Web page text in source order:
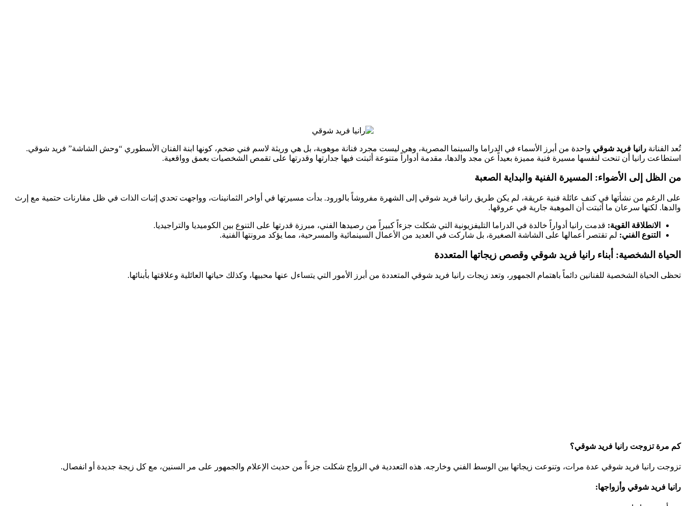
تُعد الفنانة رانيا فريد شوقي واحدة من أبرز الأسماء في الدراما والسينما المصرية، وهي ليست مجرد فنانة موهوبة، بل هي وريثة لاسم فني ضخم، كونها ابنة الفنان الأسطوري “وحش الشاشة” فريد شوقي.
استطاعت رانيا أن تنحت لنفسها مسيرة فنية مميزة بعيداً عن مجد والدها، مقدمة أدواراً متنوعة أثبتت فيها جدارتها وقدرتها على تقمص الشخصيات بعمق وواقعية.
من الظل إلى الأضواء: المسيرة الفنية والبداية الصعبة
على الرغم من نشأتها في كنف عائلة فنية عريقة، لم يكن طريق رانيا فريد شوقي إلى الشهرة مفروشاً بالورود. بدأت مسيرتها في أواخر الثمانينات، وواجهت تحدي إثبات الذات في ظل مقارنات حتمية مع إرث
والدها. لكنها سرعان ما أثبتت أن الموهبة جارية في عروقها.
الانطلاقة القوية: قدمت رانيا أدواراً خالدة في الدراما التليفزيونية التي شكلت جزءاً كبيراً من رصيدها الفني، مبرزة قدرتها على التنوع بين الكوميديا والتراجيديا.
التنوع الفني: لم تقتصر أعمالها على الشاشة الصغيرة، بل شاركت في العديد من الأعمال السينمائية والمسرحية، مما يؤكد مرونتها الفنية.
الحياة الشخصية: أبناء رانيا فريد شوقي وقصص زيجاتها المتعددة
تحظى الحياة الشخصية للفنانين دائماً باهتمام الجمهور، وتعد زيجات رانيا فريد شوقي المتعددة من أبرز الأمور التي يتساءل عنها محبيها، وكذلك حياتها العائلية وعلاقتها بأبنائها.
كم مرة تزوجت رانيا فريد شوقي؟
تزوجت رانيا فريد شوقي عدة مرات، وتنوعت زيجاتها بين الوسط الفني وخارجه. هذه التعددية في الزواج شكلت جزءاً من حديث الإعلام والجمهور على مر السنين، مع كل زيجة جديدة أو انفصال.
رانيا فريد شوقي وأزواجها: